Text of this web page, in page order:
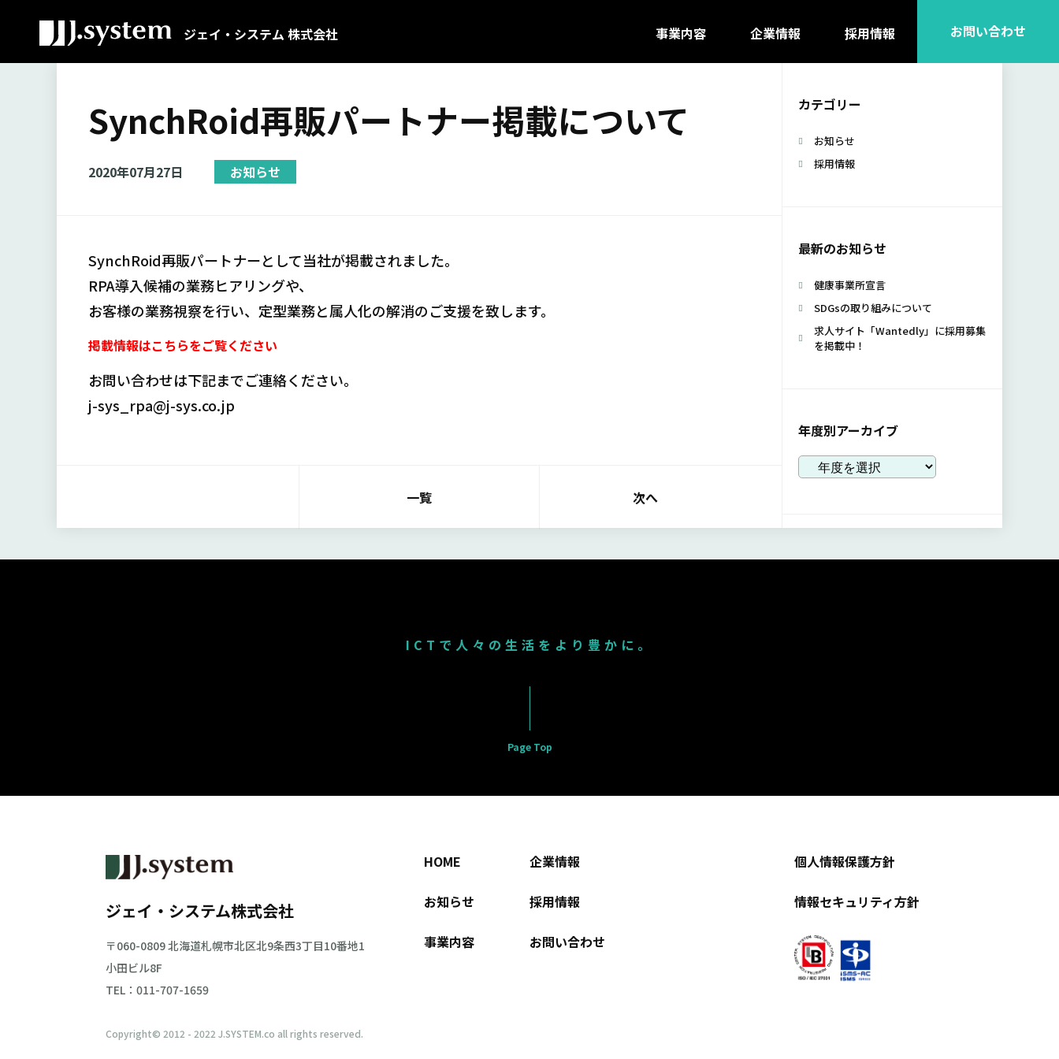
ジェイ・システム 株式会社 事業内容 企業情報 採用情報 お問い合わせ
SynchRoid再販パートナー掲載について
2020年07月27日 お知らせ
SynchRoid再販パートナーとして当社が掲載されました。
RPA導入候補の業務ヒアリングや、
お客様の業務視察を行い、定型業務と属人化の解消のご支援を致します。
掲載情報はこちらをご覧ください
お問い合わせは下記までご連絡ください。
j-sys_rpa@j-sys.co.jp
一覧 次へ
カテゴリー
お知らせ
採用情報
最新のお知らせ
健康事業所宣言
SDGsの取り組みについて
求人サイト「Wantedly」に採用募集
を掲載中！
年度別アーカイブ
ICTで人々の生活をより豊かに。
Page Top
ジェイ・システム株式会社
〒060-0809 北海道札幌市北区北9条西3丁目10番地1
小田ビル8F
TEL：011-707-1659
HOME 企業情報
お知らせ 採用情報
事業内容 お問い合わせ
個人情報保護方針
情報セキュリティ方針
Copyright© 2012 - 2022 J.SYSTEM.co all rights reserved.